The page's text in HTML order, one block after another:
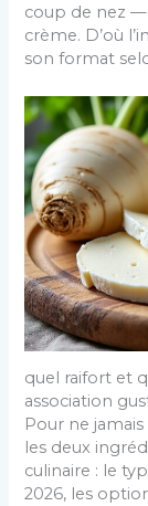
coup de nez —
crème. D’où
son format
quel raifort et
association
Pour ne
les deux
culinaire : le
2026, les